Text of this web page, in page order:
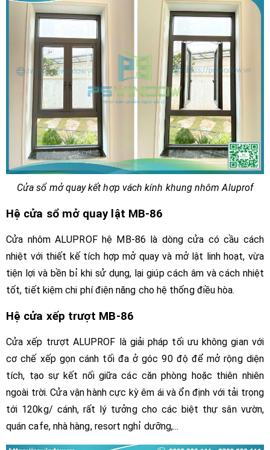
Cửa sổ mở quay kết hợp vách kính khung nhôm Aluprof
Hệ cửa sổ mở quay lật MB-86
Cửa nhôm ALUPROF hệ MB-86 là dòng cửa có cầu cách
nhiệt với thiết kế tích hợp mở quay và mở lật linh hoạt, vừa
tiện lợi và bền bỉ khi sử dụng, lại giúp cách âm và cách nhiệt
tốt, tiết kiệm chi phí điện năng cho hệ thống điều hòa.
Hệ cửa xếp trượt MB-86
Cửa xếp trượt ALUPROF là giải pháp tối ưu không gian với
cơ chế xếp gọn cánh tối đa ở góc 90 độ để mở rộng diện
tích, tạo sự kết nối giữa các căn phòng hoặc thiên nhiên
ngoài trời. Cửa vận hành cực kỳ êm ái và ổn định với tải trọng
tới 120kg/ cánh, rất lý tưởng cho các biệt thự sân vườn,
quán cafe, nhà hàng, resort nghỉ dưỡng,...